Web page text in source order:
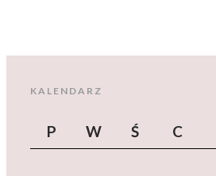
KALENDARZ
P W Ś C